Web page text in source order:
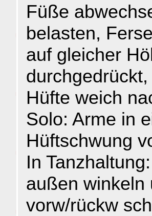
Füße
belasten,
auf gleicher
Hüfte weich
Solo: Arme in
Hüftschwung
In
außen winkeln
vorw/rückw